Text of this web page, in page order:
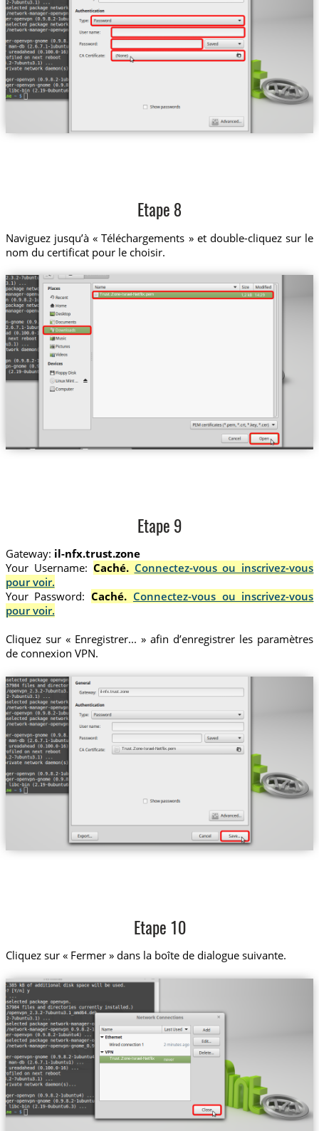
Etape 8
Naviguez jusqu’à « Téléchargements » et double-cliquez sur le
nom du certificat pour le choisir.
Trust.Zone-Israel-Netflix.pem
Etape 9
Gateway: il-nfx.trust.zone
Your Username: Caché. Connectez-vous ou inscrivez-vous
pour voir.
Your Password:Caché. Connectez-vous ou inscrivez-vous
pour voir.
Cliquez sur « Enregistrer... » afin d’enregistrer les paramètres
de connexion VPN.
il-nfx.trust.zone
Trust.Zone-Israel-Netflix.pem
Etape 10
Cliquez sur « Fermer » dans la boîte de dialogue suivante.
Trust.Zone-Israel-Netflix